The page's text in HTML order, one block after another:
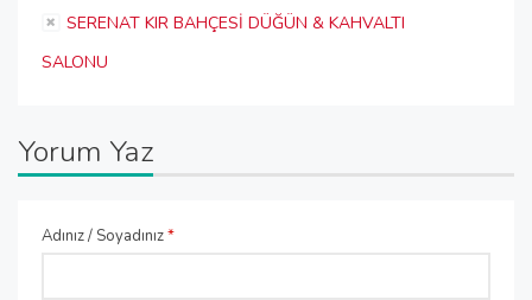
SERENAT KIR BAHÇESİ DÜĞÜN & KAHVALTI
SALONU
Yorum Yaz
Adınız / Soyadınız*